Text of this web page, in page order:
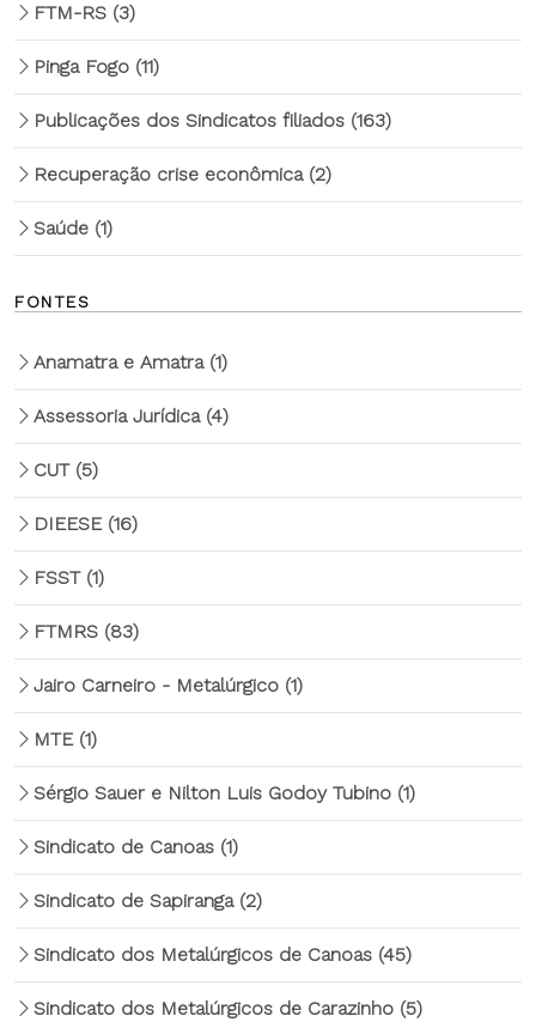
FTM-RS (3)
Pinga Fogo (11)
Publicações dos Sindicatos filiados (163)
Recuperação crise econômica (2)
Saúde (1)
FONTES
Anamatra e Amatra (1)
Assessoria Jurídica (4)
CUT (5)
DIEESE (16)
FSST (1)
FTMRS (83)
Jairo Carneiro - Metalúrgico (1)
MTE (1)
Sérgio Sauer e Nilton Luis Godoy Tubino (1)
Sindicato de Canoas (1)
Sindicato de Sapiranga (2)
Sindicato dos Metalúrgicos de Canoas (45)
Sindicato dos Metalúrgicos de Carazinho (5)